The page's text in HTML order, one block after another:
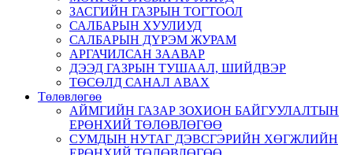
ЗАСГИЙН ГАЗРЫН ТОГТООЛ
САЛБАРЫН ХУУЛИУД
САЛБАРЫН ДҮРЭМ ЖУРАМ
АРГАЧИЛСАН ЗААВАР
ДЭЭД ГАЗРЫН ТУШААЛ, ШИЙДВЭР
ТӨСӨЛД САНАЛ АВАХ
Төлөвлөгөө
АЙМГИЙН ГАЗАР ЗОХИОН БАЙГУУЛАЛТЫН
ЕРӨНХИЙ ТӨЛӨВЛӨГӨӨ
СУМДЫН НУТАГ ДЭВСГЭРИЙН ХӨГЖЛИЙН